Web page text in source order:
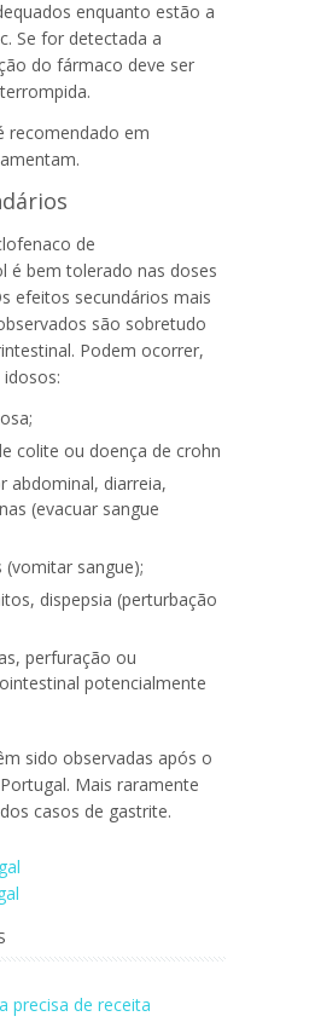
enquanto estão a
Se for detectada a
do fármaco deve ser
recomendado em
de
é bem tolerado nas doses
efeitos secundários mais
são sobretudo
Podem ocorrer,
colite ou doença de crohn
abdominal, diarreia,
(evacuar sangue
(vomitar sangue);
dispepsia (perturbação
perfuração ou
potencialmente
sido observadas após o
. Mais raramente
casos de gastrite.
precisa de receita